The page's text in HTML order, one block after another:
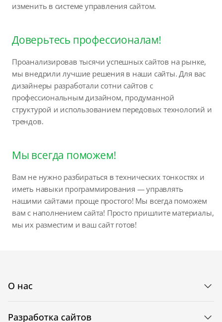
изменить в системе управления сайтом.
Доверьтесь профессионалам!
Проанализировав тысячи успешных сайтов на рынке,
мы внедрили лучшие решения в наши сайты. Для вас
дизайнеры разработали сотни сайтов с
профессиональным дизайном, продуманной
структурой и использованием передовых технологий и
трендов.
Мы всегда поможем!
Вам не нужно разбираться в технических тонкостях и
иметь навыки программирования — управлять
нашими сайтами проще простого! Мы всегда поможем
вам с наполнением сайта! Просто пришлите материалы,
мы их разместим и ваш сайт готов!
О нас
Разработка сайтов